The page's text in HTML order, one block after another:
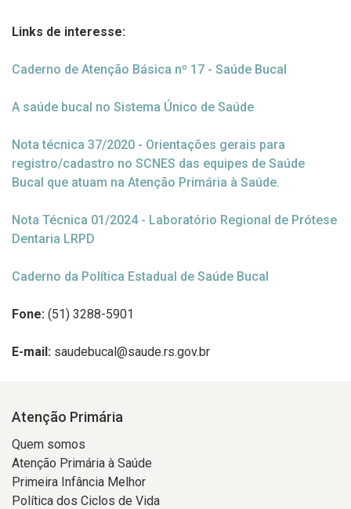
Links de interesse:
Caderno de Atenção Básica nº 17 - Saúde Bucal
A saúde bucal no Sistema Único de Saúde
Nota técnica 37/2020 - Orientações gerais para
registro/cadastro no SCNES das equipes de Saúde
Bucal que atuam na Atenção Primária à Saúde.
Nota Técnica 01/2024 - Laboratório Regional de Prótese
Dentaria LRPD
Caderno da Política Estadual de Saúde Bucal
Fone: (51) 3288-5901
E-mail: saudebucal@saude.rs.gov.br
Atenção Primária
Quem somos
Atenção Primária à Saúde
Primeira Infância Melhor
Política dos Ciclos de Vida